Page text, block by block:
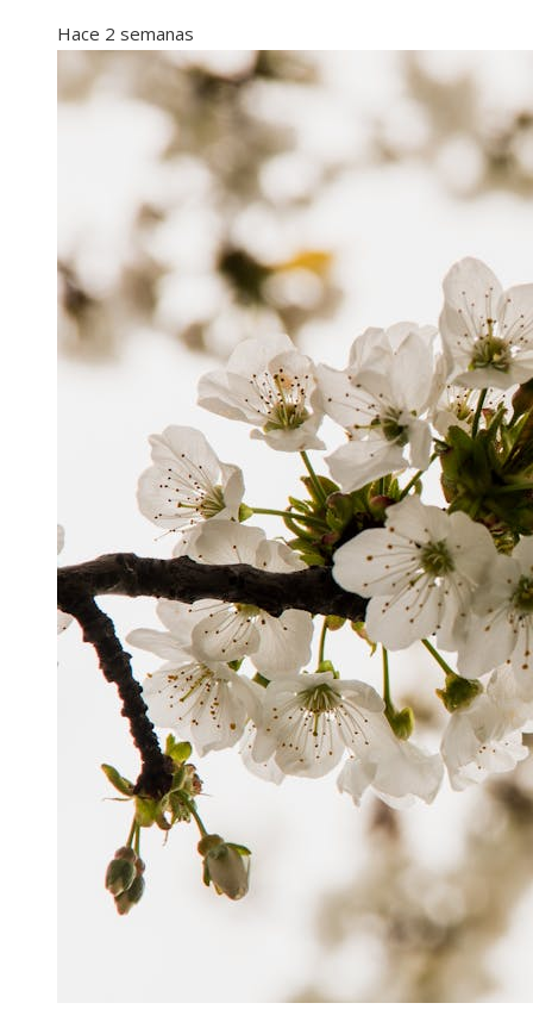
Hace 2 semanas